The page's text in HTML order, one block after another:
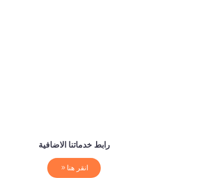
رابط خدماتنا الاضافية
انقر هنا